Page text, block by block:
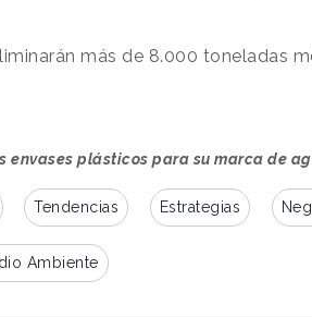
más de 8.000 toneladas
envases plásticos para su marca de
Tendencias Estrategias
Ambiente